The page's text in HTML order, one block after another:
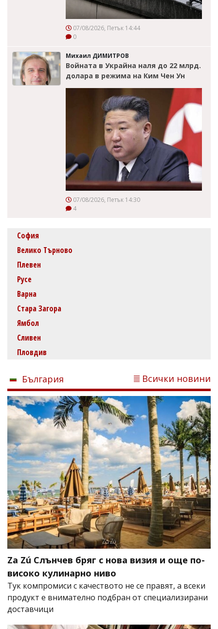
07/08/2026, Петък 14:44
0
Михаил ДИМИТРОВ
Войната в Украйна наля до 22 млрд.
долара в режима на Ким Чен Ун
07/08/2026, Петък 14:30
4
София
Велико Търново
Плевен
Русе
Варна
Стара Загора
Ямбол
Сливен
Пловдив
България Всички новини
Za Zú Слънчев бряг с нова визия и още по-
високо кулинарно ниво
Тук компромиси с качеството не се правят, а всеки
продукт е внимателно подбран от специализирани
доставчици